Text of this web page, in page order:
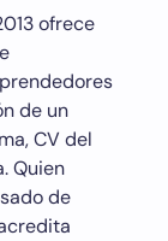
ofrece
de un
CV del
Quien
de